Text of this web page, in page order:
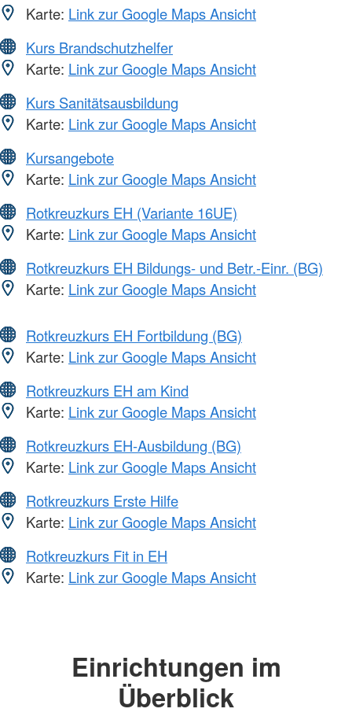
Karte: Link zur Google Maps Ansicht
Kurs Brandschutzhelfer
Karte: Link zur Google Maps Ansicht
Kurs Sanitätsausbildung
Karte: Link zur Google Maps Ansicht
Kursangebote
Karte: Link zur Google Maps Ansicht
Rotkreuzkurs EH (Variante 16UE)
Karte: Link zur Google Maps Ansicht
Rotkreuzkurs EH Bildungs- und Betr.-Einr. (BG)
Karte: Link zur Google Maps Ansicht
Rotkreuzkurs EH Fortbildung (BG)
Karte: Link zur Google Maps Ansicht
Rotkreuzkurs EH am Kind
Karte: Link zur Google Maps Ansicht
Rotkreuzkurs EH-Ausbildung (BG)
Karte: Link zur Google Maps Ansicht
Rotkreuzkurs Erste Hilfe
Karte: Link zur Google Maps Ansicht
Rotkreuzkurs Fit in EH
Karte: Link zur Google Maps Ansicht
Einrichtungen im
Überblick